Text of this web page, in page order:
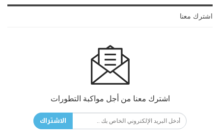
اشترك معنا
اشترك معنا من أجل مواكبة التطورات
الاشتراك